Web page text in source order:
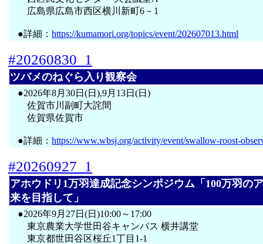
広島県広島市西区横川新町6－1
●詳細：https://kumamori.org/topics/event/202607013.html
#20260830_1
ツバメのねぐら入り観察会
●2026年8月30日(日),9月13日(日)
佐賀市川副町大詫間
佐賀県佐賀市
●詳細：https://www.wbsj.org/activity/event/swallow-roost-
#20260927_1
アホウドリ1万羽達成記念シンポジウム「100万羽の
来を目指して」
●2026年9月27日(日)10:00～17:00
東京農業大学世田谷キャンパス 横井講堂
東京都世田谷区桜丘1丁目1-1